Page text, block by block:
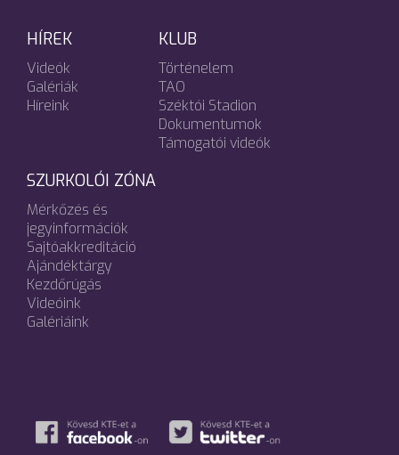
HÍREK
Videók
Galériák
Híreink
KLUB
Történelem
TAO
Széktói Stadion
Dokumentumok
Támogatói videók
SZURKOLÓI ZÓNA
Mérkőzés és
jegyinformációk
Sajtóakkreditáció
Ajándéktárgy
Kezdőrúgás
Videóink
Galériáink